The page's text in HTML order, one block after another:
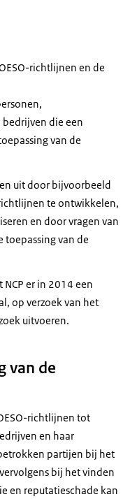
richtlijnen en de
die een
van de
uit door bijvoorbeeld
te ontwikkelen,
en door vragen van
toepassing van de
er in 2014 een
op verzoek van het
uitvoeren.
van de
richtlijnen tot
en haar
partijen bij het
bij het vinden
en reputatieschade kan